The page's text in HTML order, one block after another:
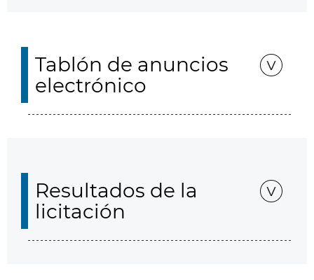
Tablón de anuncios
electrónico
Resultados de la
licitación